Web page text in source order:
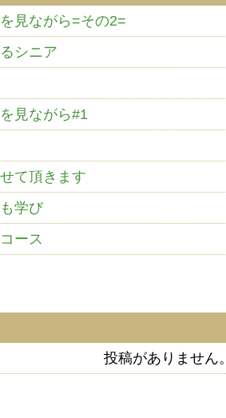
見ながら=その2=
シニア
見ながら#1
て頂きます
学び
ース
投稿がありません。